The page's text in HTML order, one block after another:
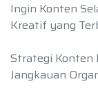
Ingin Konten
Kreatif yang
Strategi
Jangkauan